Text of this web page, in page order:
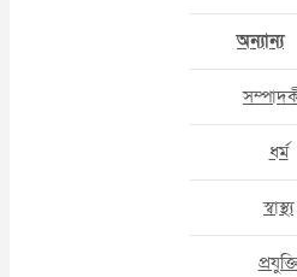
অন্যান্য
ধর্ম
স্বাস্থ্য